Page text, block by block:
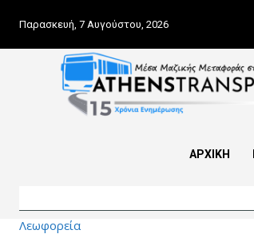
Παρασκευή, 7 Αυγούστου, 2026
ΑΡΧΙΚΗ
Λεωφορεία